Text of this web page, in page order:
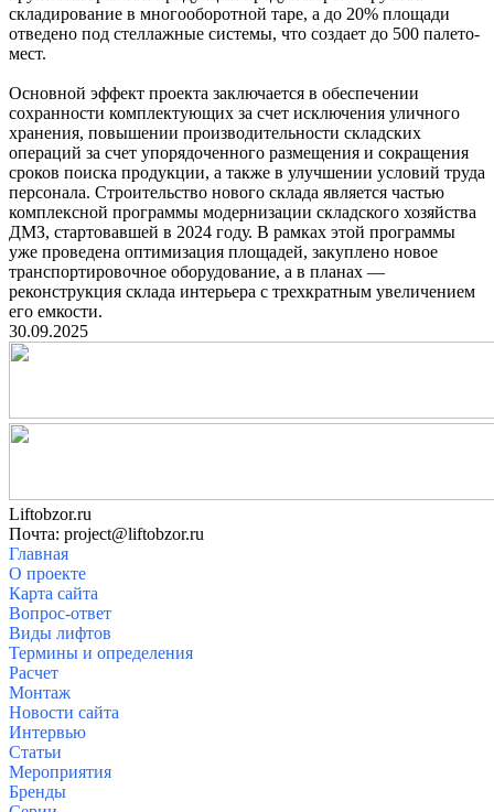
складирование в многооборотной таре, а до 20% площади
отведено под стеллажные системы, что создает до 500 палето-
мест.
Основной эффект проекта заключается в обеспечении
сохранности комплектующих за счет исключения уличного
хранения, повышении производительности складских
операций за счет упорядоченного размещения и сокращения
сроков поиска продукции, а также в улучшении условий труда
персонала. Строительство нового склада является частью
комплексной программы модернизации складского хозяйства
ДМЗ, стартовавшей в 2024 году. В рамках этой программы
уже проведена оптимизация площадей, закуплено новое
транспортировочное оборудование, а в планах —
реконструкция склада интерьера с трехкратным увеличением
его емкости.
30.09.2025
Liftobzor.ru
Почта: project@liftobzor.ru
Главная
О проекте
Карта сайта
Вопрос-ответ
Виды лифтов
Термины и определения
Расчет
Монтаж
Новости сайта
Интервью
Статьи
Мероприятия
Бренды